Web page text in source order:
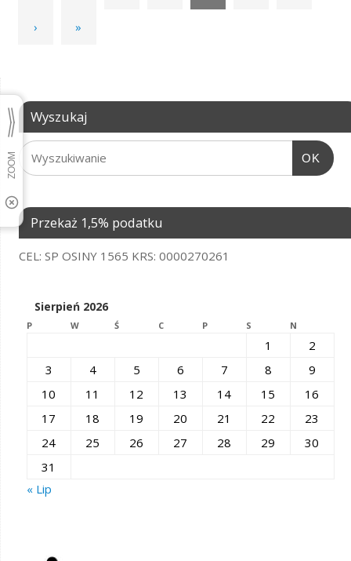
› »
Wyszukaj
OK
Przekaż 1,5% podatku
CEL: SP OSINY 1565 KRS: 0000270261
Sierpień 2026
P W Ś C P S N
1
2
3
4 5 6 7 8
9
10
11 12 13 14 15
16
17
18 19 20 21 22
23
24
25 26 27 28 29
30
31
« Lip